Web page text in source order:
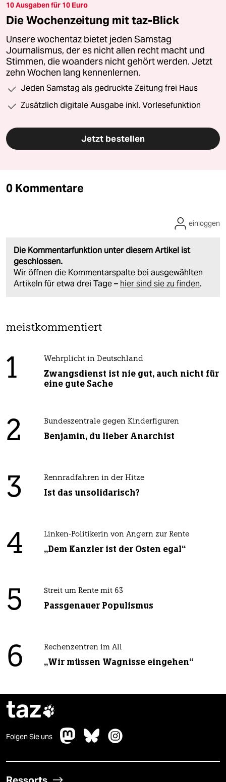
10 Ausgaben für 10 Euro
Die Wochenzeitung mit taz-Blick
Unsere wochentaz bietet jeden Samstag
Journalismus, der es nicht allen recht macht und
Stimmen, die woanders nicht gehört werden. Jetzt
zehn Wochen lang kennenlernen.
Jeden Samstag als gedruckte Zeitung frei Haus
Zusätzlich digitale Ausgabe inkl. Vorlesefunktion
Jetzt bestellen
0 Kommentare
Die Kommentarfunktion unter diesem Artikel ist
geschlossen.
Wir öffnen die Kommentarspalte bei ausgewählten
Artikeln für etwa drei Tage – hier sind sie zu finden.
einloggen
meistkommentiert
1 Wehrplicht in Deutschland
Zwangsdienst ist nie gut, auch nicht für
eine gute Sache
2 Bundeszentrale gegen Kinderfiguren
Benjamin, du lieber Anarchist
3 Rennradfahren in der Hitze
Ist das unsolidarisch?
4 Linken-Politikerin von Angern zur Rente
„Dem Kanzler ist der Osten egal“
5 Streit um Rente mit 63
Passgenauer Populismus
6 Rechenzentren im All
„Wir müssen Wagnisse eingehen“
taz
Folgen Sie uns